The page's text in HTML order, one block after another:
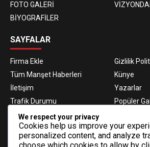
FOTO GALERİ
BİYOGRAFİLER
SAYFALAR
Firma Ekle
Gizlilik
Tüm Manşet Haberleri
Künye
İletişim
Yazarlar
Trafik Durumu
Popüler
Nöbetçi Eczaneler
Hava Durumu
Haber
Gazeteler
Fikstür
We respect your privacy
Cookies help us improve your
personalized content, and analyze
choose which cookies to allow by